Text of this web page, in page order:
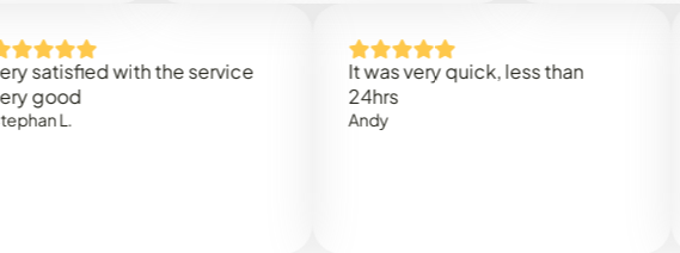
with the service
It was very quick, less than